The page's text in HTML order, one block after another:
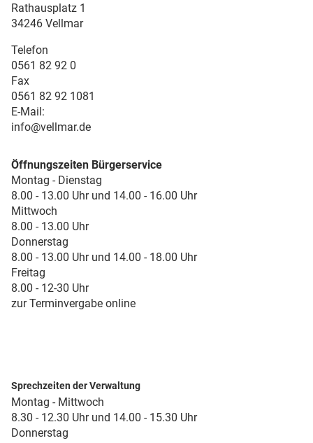
Rathausplatz 1
34246 Vellmar
Telefon
0561 82 92 0
Fax
0561 82 92 1081
E-Mail:
info@vellmar.de
Öffnungszeiten Bürgerservice
Montag - Dienstag
8.00 - 13.00 Uhr und 14.00 - 16.00 Uhr
Mittwoch
8.00 - 13.00 Uhr
Donnerstag
8.00 - 13.00 Uhr und 14.00 - 18.00 Uhr
Freitag
8.00 - 12-30 Uhr
zur Terminvergabe online
Sprechzeiten der Verwaltung
Montag - Mittwoch
8.30 - 12.30 Uhr und 14.00 - 15.30 Uhr
Donnerstag